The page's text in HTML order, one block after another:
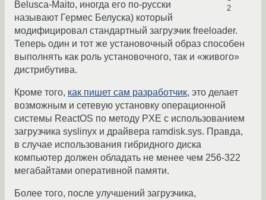
2
Belusca-Maito, иногда его по-русски
называют Гермес Белуска) который
модифицировал стандартный загрузчик freeloader.
Теперь один и тот же установочный образ способен
выполнять как роль установочного, так и «живого»
дистрибутива.
Кроме того, как пишет сам разработчик, это делает
возможным и сетевую установку операционной
системы ReactOS по методу PXE с использованием
загрузчика syslinyx и драйвера ramdisk.sys. Правда,
в случае использования гибридного диска
компьютер должен обладать не менее чем 256-322
мегабайтами оперативной памяти.
Более того, после улучшений загрузчика,